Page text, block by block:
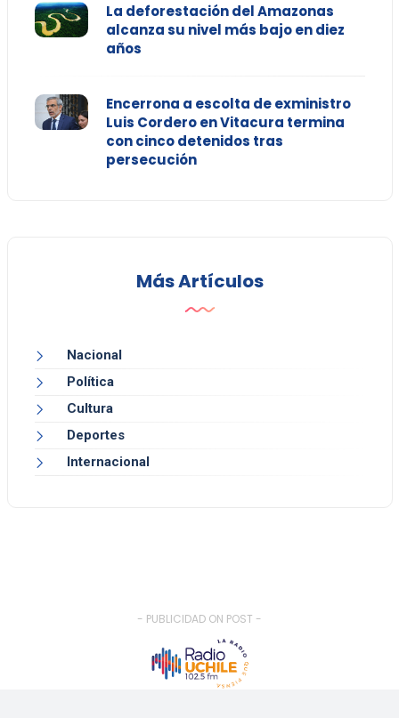
La deforestación del Amazonas
alcanza su nivel más bajo en diez
años
Encerrona a escolta de exministro
Luis Cordero en Vitacura termina
con cinco detenidos tras
persecución
Más Artículos
Nacional
Política
Cultura
Deportes
Internacional
- PUBLICIDAD ON POST -